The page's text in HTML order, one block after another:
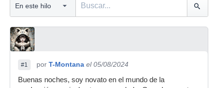
#1 por T-Montana el 05/08/2024
Buenas noches, soy novato en el mundo de la